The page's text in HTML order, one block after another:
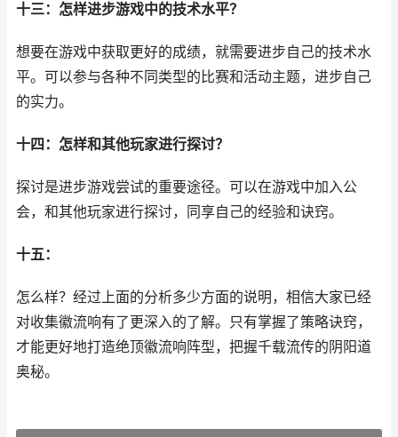
十三：怎样进步游戏中的技术水平？
想要在游戏中获取更好的成绩，就需要进步自己的技术水
平。可以参与各种不同类型的比赛和活动主题，进步自己
的实力。
十四：怎样和其他玩家进行探讨？
探讨是进步游戏尝试的重要途径。可以在游戏中加入公
会，和其他玩家进行探讨，同享自己的经验和诀窍。
十五：
怎么样？经过上面的分析多少方面的说明，相信大家已经
对收集徽流响有了更深入的了解。只有掌握了策略诀窍，
才能更好地打造绝顶徽流响阵型，把握千载流传的阴阳道
奥秘。